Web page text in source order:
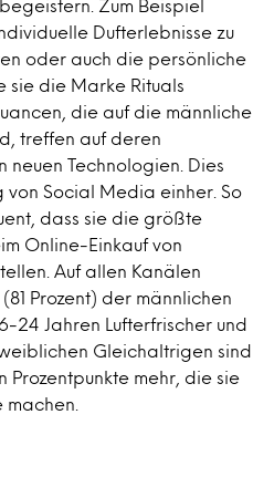
Zum Beispiel
Dufterlebnisse zu
oder auch die persönliche
sie die Marke Rituals
die auf die männliche
treffen auf deren
neuen Technologien. Dies
von Social Media einher. So
dass sie die größte
Online-Einkauf von
Auf allen Kanälen
Prozent) der männlichen
24 Jahren Lufterfrischer und
Gleichaltrigen sind
Prozentpunkte mehr, die sie
machen.